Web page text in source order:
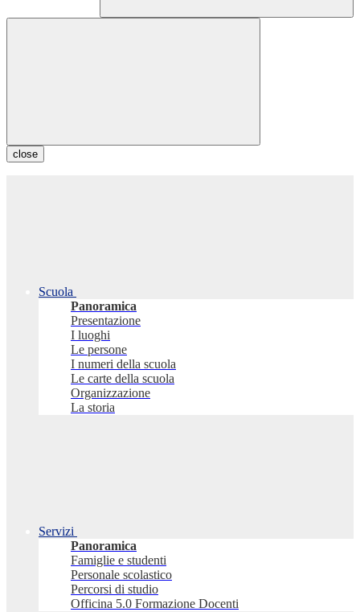
close
Scuola
Panoramica
Presentazione
I luoghi
Le persone
I numeri della scuola
Le carte della scuola
Organizzazione
La storia
Servizi
Panoramica
Famiglie e studenti
Personale scolastico
Percorsi di studio
Officina 5.0 Formazione Docenti